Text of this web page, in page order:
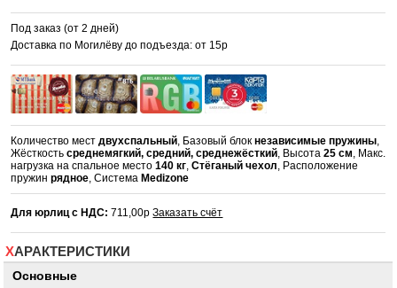
Под заказ (от 2 дней)
Доставка по Могилёву до подъезда: от 15р
Количество местдвухспальный, Базовый блокнезависимые пружины,
Жёсткостьсреднемягкий, средний, среднежёсткий, Высота25 см, Макс.
нагрузка на спальное место140 кг,Стёганый чехол, Расположение
пружинрядное, Система Medizone
Для юрлиц с НДС: 711,00рЗаказать счёт
ХАРАКТЕРИСТИКИ
Основные